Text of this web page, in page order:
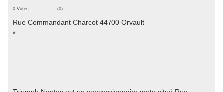
0 Votes (0)
Rue Commandant Charcot 44700 Orvault
*